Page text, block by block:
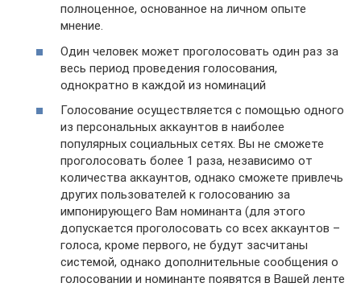
полноценное, основанное на личном опыте
мнение.
Один человек может проголосовать один раз за
весь период проведения голосования,
однократно в каждой из номинаций
Голосование осуществляется с помощью одного
из персональных аккаунтов в наиболее
популярных социальных сетях. Вы не сможете
проголосовать более 1 раза, независимо от
количества аккаунтов, однако сможете привлечь
других пользователей к голосованию за
импонирующего Вам номинанта (для этого
допускается проголосовать со всех аккаунтов –
голоса, кроме первого, не будут засчитаны
системой, однако дополнительные сообщения о
голосовании и номинанте появятся в Вашей ленте